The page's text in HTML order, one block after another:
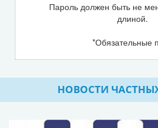
Пароль должен быть не
длиной.
*Обязательные
НОВОСТИ